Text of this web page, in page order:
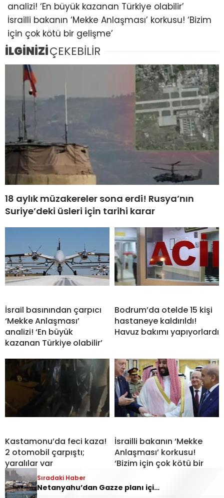
Sıradaki Haber
Netanyahu’dan Gazze planı için yeni hamle! ‘Şans vermeye hazırım’
analizi! ‘En büyük kazanan Türkiye olabilir’
İsrailli bakanın ‘Mekke Anlaşması’ korkusu! ‘Bizim
için çok kötü bir gelişme’
İLGİNİZİÇEKEBİLİR
18 aylık müzakereler sona erdi! Rusya’nın
Suriye’deki üsleri için tarihi karar
İsrail basınından çarpıcı
‘Mekke Anlaşması’
analizi! ‘En büyük
kazanan Türkiye olabilir’
Bodrum’da otelde 15 kişi
hastaneye kaldırıldı!
Havuz bakımı yapıyorlardı
Kastamonu’da feci kaza!
2 otomobil çarpıştı;
yaralılar var
İsrailli bakanın ‘Mekke
Anlaşması’ korkusu!
‘Bizim için çok kötü bir